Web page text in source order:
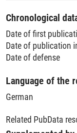
Chronological
Date of first
Date of publication
Date of defense
Language of the
German
Related PubData